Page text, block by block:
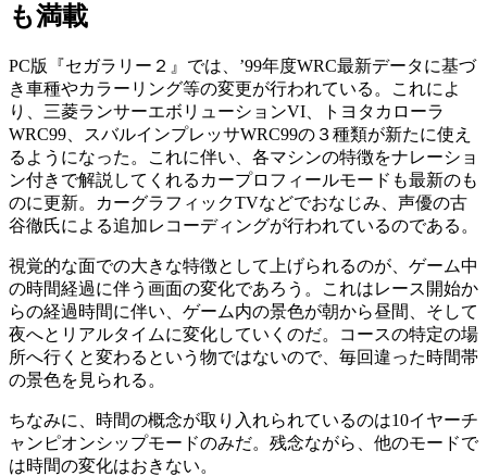
も満載
PC版『セガラリー２』では、’99年度WRC最新データに基づ
き車種やカラーリング等の変更が行われている。これによ
り、三菱ランサーエボリューションVI、トヨタカローラ
WRC99、スバルインプレッサWRC99の３種類が新たに使え
るようになった。これに伴い、各マシンの特徴をナレーショ
ン付きで解説してくれるカープロフィールモードも最新のも
のに更新。カーグラフィックTVなどでおなじみ、声優の古
谷徹氏による追加レコーディングが行われているのである。
視覚的な面での大きな特徴として上げられるのが、ゲーム中
の時間経過に伴う画面の変化であろう。これはレース開始か
らの経過時間に伴い、ゲーム内の景色が朝から昼間、そして
夜へとリアルタイムに変化していくのだ。コースの特定の場
所へ行くと変わるという物ではないので、毎回違った時間帯
の景色を見られる。
ちなみに、時間の概念が取り入れられているのは10イヤーチ
ャンピオンシップモードのみだ。残念ながら、他のモードで
は時間の変化はおきない。